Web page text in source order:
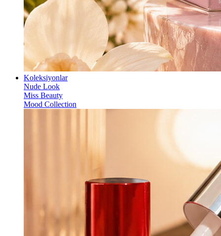
Koleksiyonlar
Nude Look
Miss Beauty
Mood Collection